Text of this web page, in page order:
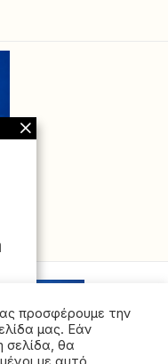
προσφέρουμε την
μας. Εάν
σελίδα, θα